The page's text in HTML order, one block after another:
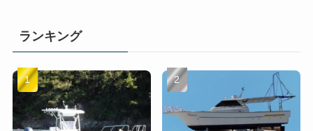
ランキング